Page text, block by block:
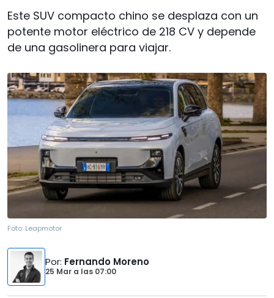
Este SUV compacto chino se desplaza con un
potente motor eléctrico de 218 CV y depende
de una gasolinera para viajar.
Foto: Leapmotor
Por: Fernando Moreno
25 Mar a las 07:00